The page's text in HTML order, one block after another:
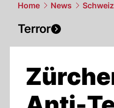
Home News Schweiz
Terror